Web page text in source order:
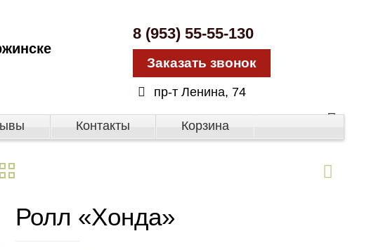
Контакты Корзина
8 (953) 55-55-130
Заказать звонок
пр-т Ленина, 74
Ролл «Хонда»